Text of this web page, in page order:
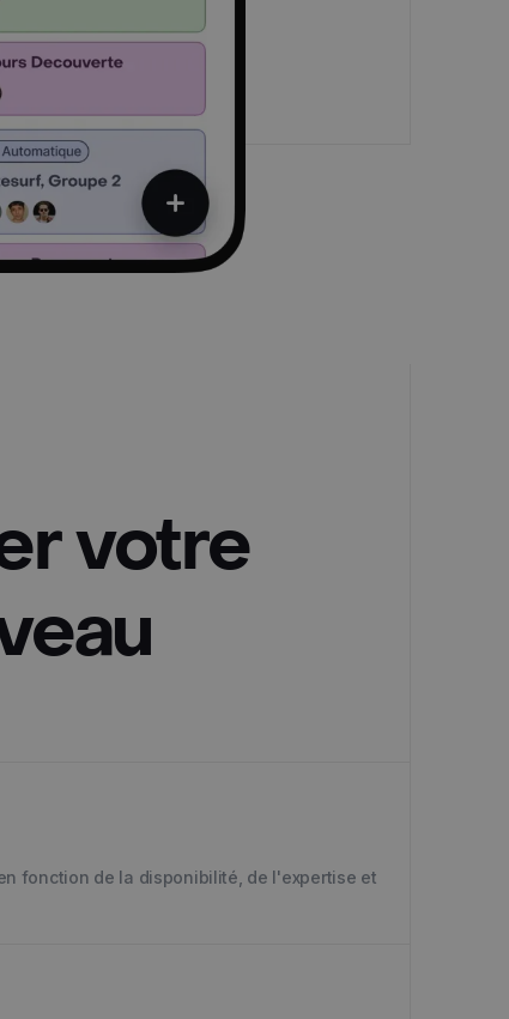
votre
fonction de la disponibilité, de l'expertise et